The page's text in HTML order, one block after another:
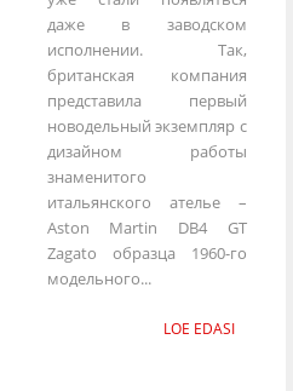
даже в заводском
исполнении. Так,
британская компания
представила первый
новодельный экземпляр с
дизайном работы
знаменитого
итальянского ателье –
Aston Martin DB4 GT
Zagato образца 1960-го
модельного...
LOE EDASI